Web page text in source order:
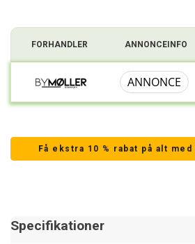
FORHANDLER ANNONCEINFO
ANNONCE
Få ekstra 10 % rabat på alt med
Specifikationer